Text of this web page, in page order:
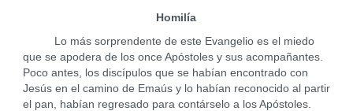
Homilía
Lo más sorprendente de este Evangelio es el miedo
que se apodera de los once Apóstoles y sus acompañantes.
Poco antes, los discípulos que se habían encontrado con
Jesús en el camino de Emaús y lo habían reconocido al partir
el pan, habían regresado para contárselo a los Apóstoles.